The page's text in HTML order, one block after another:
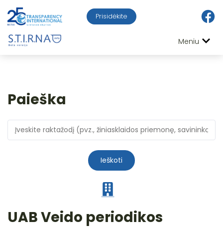
Prisidėkite
Meniu
Paieška
Ieškoti
UAB Veido periodikos